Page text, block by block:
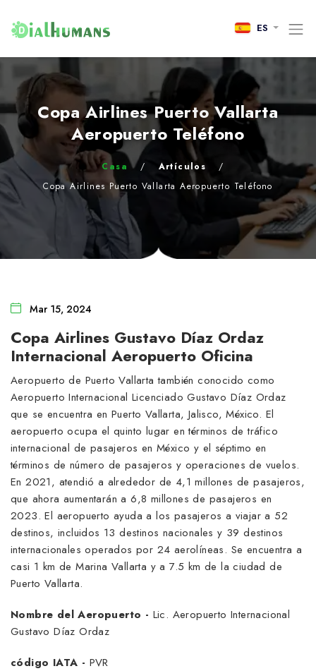
ES
Copa Airlines Puerto Vallarta
Aeropuerto Teléfono
Casa / Artículos
/
Copa Airlines Puerto Vallarta Aeropuerto Teléfono
Mar 15, 2024
Copa Airlines Gustavo Díaz Ordaz
Internacional Aeropuerto Oficina
Aeropuerto de Puerto Vallarta también conocido como
Aeropuerto Internacional Licenciado Gustavo Díaz Ordaz
que se encuentra en Puerto Vallarta, Jalisco, México. El
aeropuerto ocupa el quinto lugar en términos de tráfico
internacional de pasajeros en México y el séptimo en
términos de número de pasajeros y operaciones de vuelos.
En 2021, atendió a alrededor de 4,1 millones de pasajeros,
que ahora aumentarán a 6,8 millones de pasajeros en
2023. El aeropuerto ayuda a los pasajeros a viajar a 52
destinos, incluidos 13 destinos nacionales y 39 destinos
internacionales operados por 24 aerolíneas. Se encuentra a
casi 1 km de Marina Vallarta y a 7.5 km de la ciudad de
Puerto Vallarta.
Nombre del Aeropuerto - Lic. Aeropuerto Internacional
Gustavo Díaz Ordaz
código IATA - PVR